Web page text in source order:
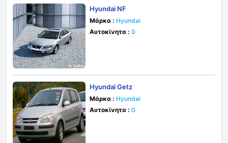
Hyundai NF
Μάρκα : Hyundai
Αυτοκίνητα : 0
Hyundai Getz
Μάρκα : Hyundai
Αυτοκίνητα : 0